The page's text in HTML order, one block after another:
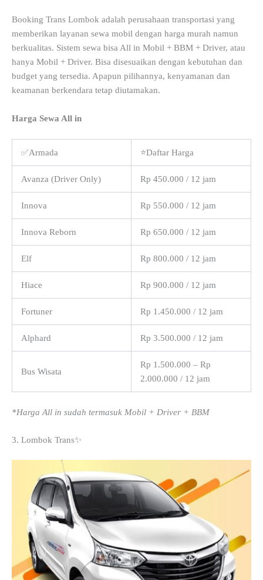
Booking Trans Lombok adalah perusahaan transportasi yang
memberikan layanan sewa mobil dengan harga murah namun
berkualitas. Sistem sewa bisa All in Mobil + BBM + Driver, atau
hanya Mobil + Driver. Bisa disesuaikan dengan kebutuhan dan
budget yang tersedia. Apapun pilihannya, kenyamanan dan
keamanan berkendara tetap diutamakan.
Harga Sewa All in
✅Armada ⭐Daftar Harga
Avanza (Driver Only) Rp 450.000 / 12 jam
Innova Rp 550.000 / 12 jam
Innova Reborn Rp 650.000 / 12 jam
Elf Rp 800.000 / 12 jam
Hiace Rp 900.000 / 12 jam
Fortuner Rp 1.450.000 / 12 jam
Alphard Rp 3.500.000 / 12 jam
Bus Wisata
Rp 1.500.000 – Rp
2.000.000 / 12 jam
*Harga All in sudah termasuk Mobil + Driver + BBM
3. Lombok Trans✨